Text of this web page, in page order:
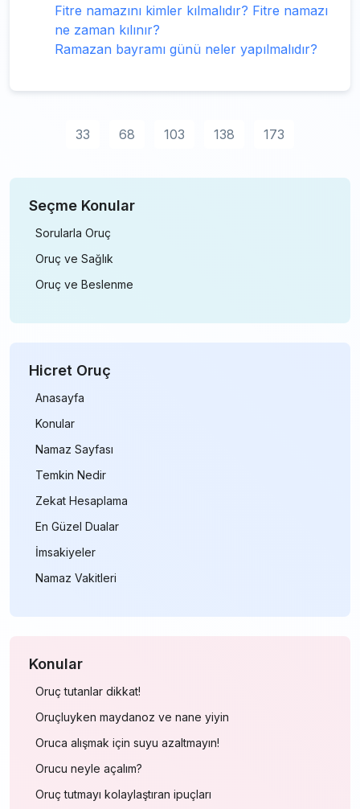
Fitre namazını kimler kılmalıdır? Fitre namazı
ne zaman kılınır?
Ramazan bayramı günü neler yapılmalıdır?
33 68 103 138 173
Seçme Konular
Sorularla Oruç
Oruç ve Sağlık
Oruç ve Beslenme
Hicret Oruç
Anasayfa
Konular
Namaz Sayfası
Temkin Nedir
Zekat Hesaplama
En Güzel Dualar
İmsakiyeler
Namaz Vakitleri
Konular
Oruç tutanlar dikkat!
Oruçluyken maydanoz ve nane yiyin
Oruca alışmak için suyu azaltmayın!
Orucu neyle açalım?
Oruç tutmayı kolaylaştıran ipuçları